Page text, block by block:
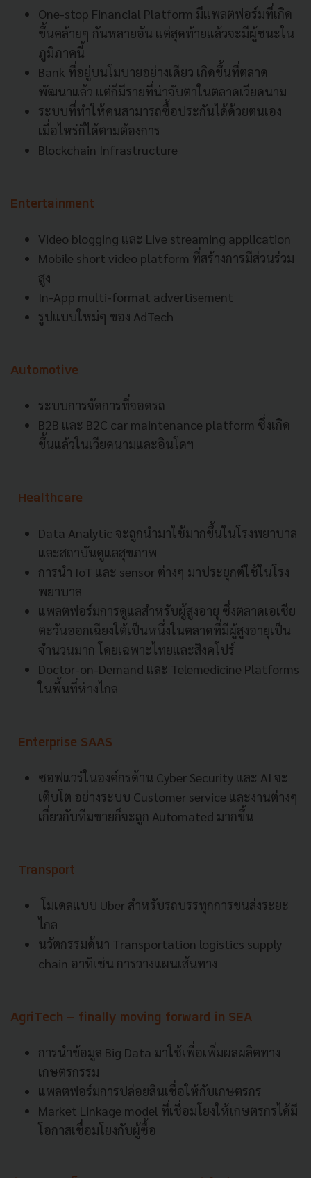
One-stop Financial Platform มีแพลตฟอร์มที่เกิด
ขึ้นคล้ายๆ กันหลายอัน แต่สุดท้ายแล้วจะมีผู้ชนะใน
ภูมิภาคนี้
Bank ที่อยู่บนโมบายอย่างเดียว เกิดขึ้นที่ตลาด
พัฒนาแล้ว แต่ก็มีรายที่น่าจับตาในตลาดเวียดนาม
ระบบที่ทำให้คนสามารถซื้อประกันได้ด้วยตนเอง
เมื่อไหร่ก็ได้ตามต้องการ
Blockchain Infrastructure
Entertainment
Video blogging และ Live streaming application
Mobile short video platform ที่สร้างการมีส่วนร่วม
สูง
In-App multi-format advertisement
รูปแบบใหม่ๆ ของ AdTech
Automotive
ระบบการจัดการที่จอดรถ
B2B และ B2C car maintenance platform ซึ่งเกิด
ขึ้นแล้วในเวียดนามและอินโดฯ
Healthcare
Data Analytic จะถูกนำมาใช้มากขึ้นในโรงพยาบาล
และสถาบันดูแลสุขภาพ
การนำ IoT และ sensor ต่างๆ มาประยุกต์ใช้ในโรง
พยาบาล
แพลตฟอร์มการดูแลสำหรับผู้สูงอายุ ซึ่งตลาดเอเชีย
ตะวันออกเฉียงใต้เป็นหนึ่งในตลาดที่มีผู้สูงอายุเป็น
จำนวนมาก โดยเฉพาะไทยและสิงคโปร์
Doctor-on-Demand และ Telemedicine Platforms
ในพื้นที่ห่างไกล
Enterprise SAAS
ซอฟแวร์ในองค์กรด้าน Cyber Security และ AI จะ
เติบโต อย่างระบบ Customer service และงานต่างๆ
เกี่ยวกับทีมขายก็จะถูก Automated มากขึ้น
Transport
โมเดลแบบ Uber สำหรับรถบรรทุกการขนส่งระยะ
ไกล
นวัตกรรมด้นา Transportation logistics supply
chain อาทิเช่น การวางแผนเส้นทาง
AgriTech – finally moving forward in SEA
การนำข้อมูล Big Data มาใช้เพื่อเพิ่มผลผลิตทาง
เกษตรกรรม
แพลตฟอร์มการปล่อยสินเชื่อให้กับเกษตรกร
Market Linkage model ที่เชื่อมโยงให้เกษตรกรได้มี
โอกาสเชื่อมโยงกับผู้ซื้อ